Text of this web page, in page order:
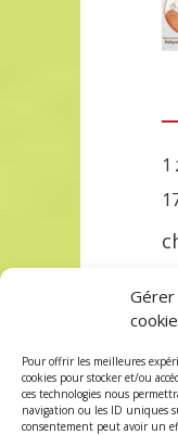
Pour offrir les meilleures
cookies pour stocker et/ou
ces technologies nous
navigation ou les ID uniques
consentement peut avoir un
1